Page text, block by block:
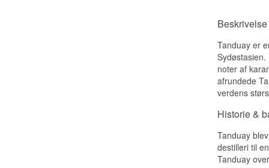
Tanduay er
noter af
afrundede
verdens
Historie &
Tanduay
destilleri til
Tanduay